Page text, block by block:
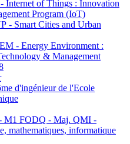
Internet of Things : Innovation
Program (IoT)
- Smart Cities and Urban
- Energy Environment :
& Management
d'ingénieur de l'Ecole
M1 FODQ - Maj. QMI -
mathematiques, informatique